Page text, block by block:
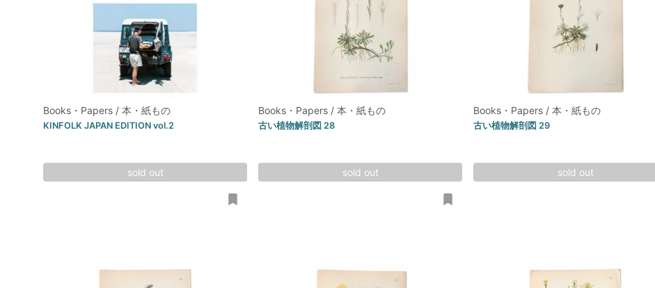
Books・Papers / 本・紙もの
KINFOLK JAPAN EDITION vol.2
sold out
Books・Papers / 本・紙もの
古い植物解剖図 28
sold out
Books・Papers / 本・紙もの
古い植物解剖図 29
sold out